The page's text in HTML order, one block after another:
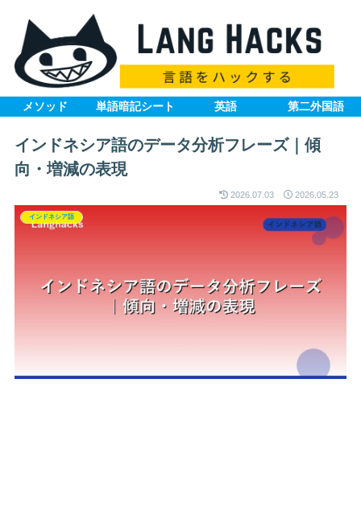
メソッド 単語暗記シート 英語 第二外国語
インドネシア語のデータ分析フレーズ｜傾
向・増減の表現
2026.07.03 2026.05.23
インドネシア語